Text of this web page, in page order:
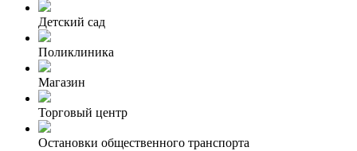
Детский сад
Поликлиника
Магазин
Торговый центр
Остановки общественного транспорта